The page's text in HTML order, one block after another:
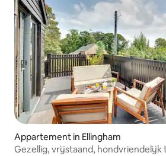
Appartement in Ellingham
Gezellig, vrijstaand,